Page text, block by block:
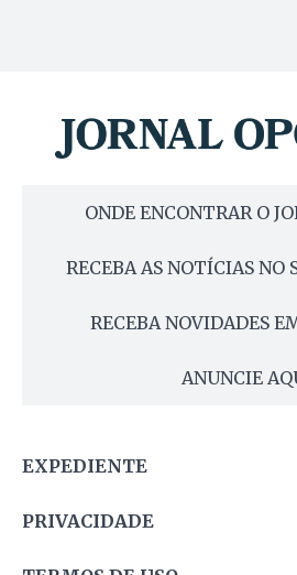
ONDE ENCONTRAR O
RECEBA AS NOTÍCIAS NO
RECEBA NOVIDADES
ANUNCIE
EXPEDIENTE
PRIVACIDADE